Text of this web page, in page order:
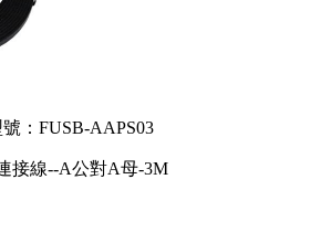
：FUSB-AAPS03
接線--A公對A母-3M